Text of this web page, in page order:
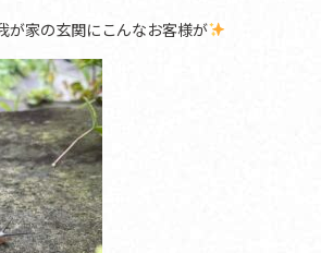
が家の玄関にこんなお客様が